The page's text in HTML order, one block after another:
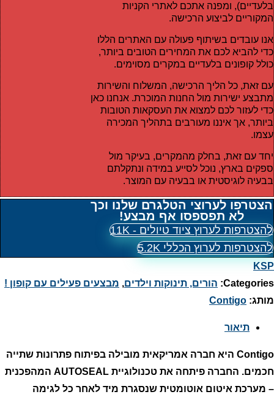
בלעדיים), ומפנה אתכם לאתרי הקניות
המקוריים לביצוע הרכישה.
אנו עובדים בשיתוף פעולה עם האתרים הללו
כדי להביא לכם את המחירים הטובים ביותר,
כולל קופונים בלעדיים במקרים מסוימים.
עם זאת, כל הליך הרכישה, המשלוח והשירות
מתבצע ישירות מול החנות המוכרת. אנחנו כאן
כדי לעזור לכם למצוא את העסקאות הטובות
ביותר, אך איננו מעורבים בתהליך המכירה
עצמו.
יחד עם זאת, בחלק מהמקרים, בעיקר מול
ספקים בארץ, נוכל לסייע במידה ונתקלתם
בבעיה לוגיסטית או בבעיה עם המוצר.
הצטרפו לערוצי הטלגרם שלנו וכך
לא תפספסו אף מבצע!
להצטרפות לערוץ ציוד טיולים - 11K
להצטרפות לערוץ הכללי 5.2K
KSP
Categories: הורים, תינוקות וילדים, מבצעים פעילים עם קופון !
מותג: Contigo
תיאור
Contigo היא חברה אמריקאית מובילה בפיתוח פתרונות שתייה
חכמים. החברה פיתחה את טכנולוגיית AUTOSEAL המהפכנית
– מערכת איטום אוטומטית שנסגרת מיד לאחר כל לגימה